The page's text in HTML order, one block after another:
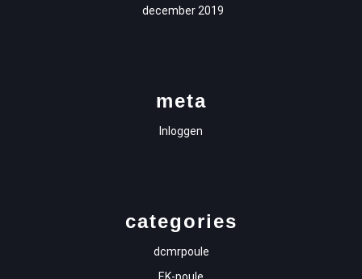
december 2019
meta
Inloggen
categories
dcmrpoule